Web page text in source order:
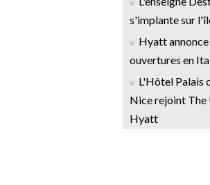
s'implante sur
Hyatt
ouvertures en
L'Hôtel Palais
Nice rejoint
Hyatt